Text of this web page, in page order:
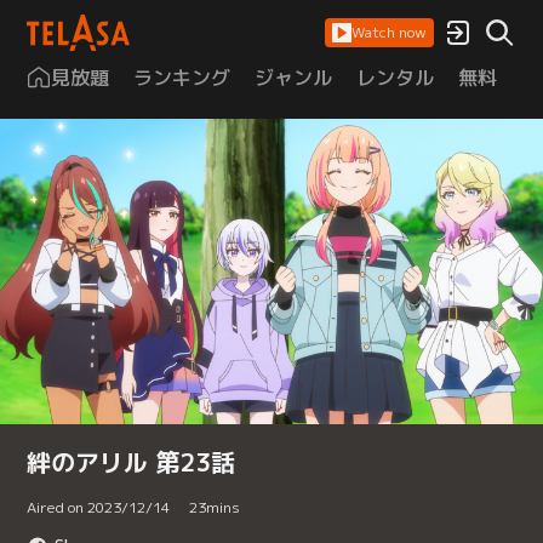
Watch now
見放題 ランキング ジャンル レンタル 無料
絆のアリル 第23話
Aired on 2023/12/14 23mins